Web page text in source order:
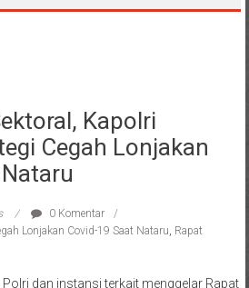
Kapolri
Cegah Lonjakan
0 Komentar
Lonjakan Covid-19 Saat Nataru, Rapat
dan instansi terkait menggelar Rapat